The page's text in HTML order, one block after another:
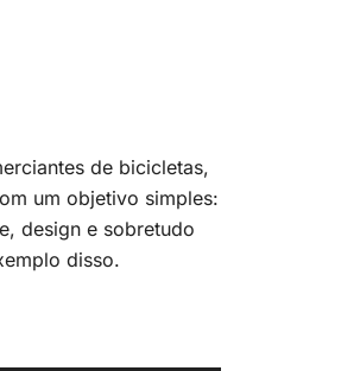
de bicicletas,
um objetivo simples:
design e sobretudo
disso.